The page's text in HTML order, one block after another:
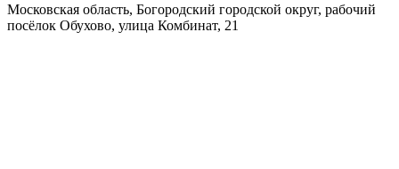
Московская область, Богородский городской округ, рабочий
посёлок Обухово, улица Комбинат, 21